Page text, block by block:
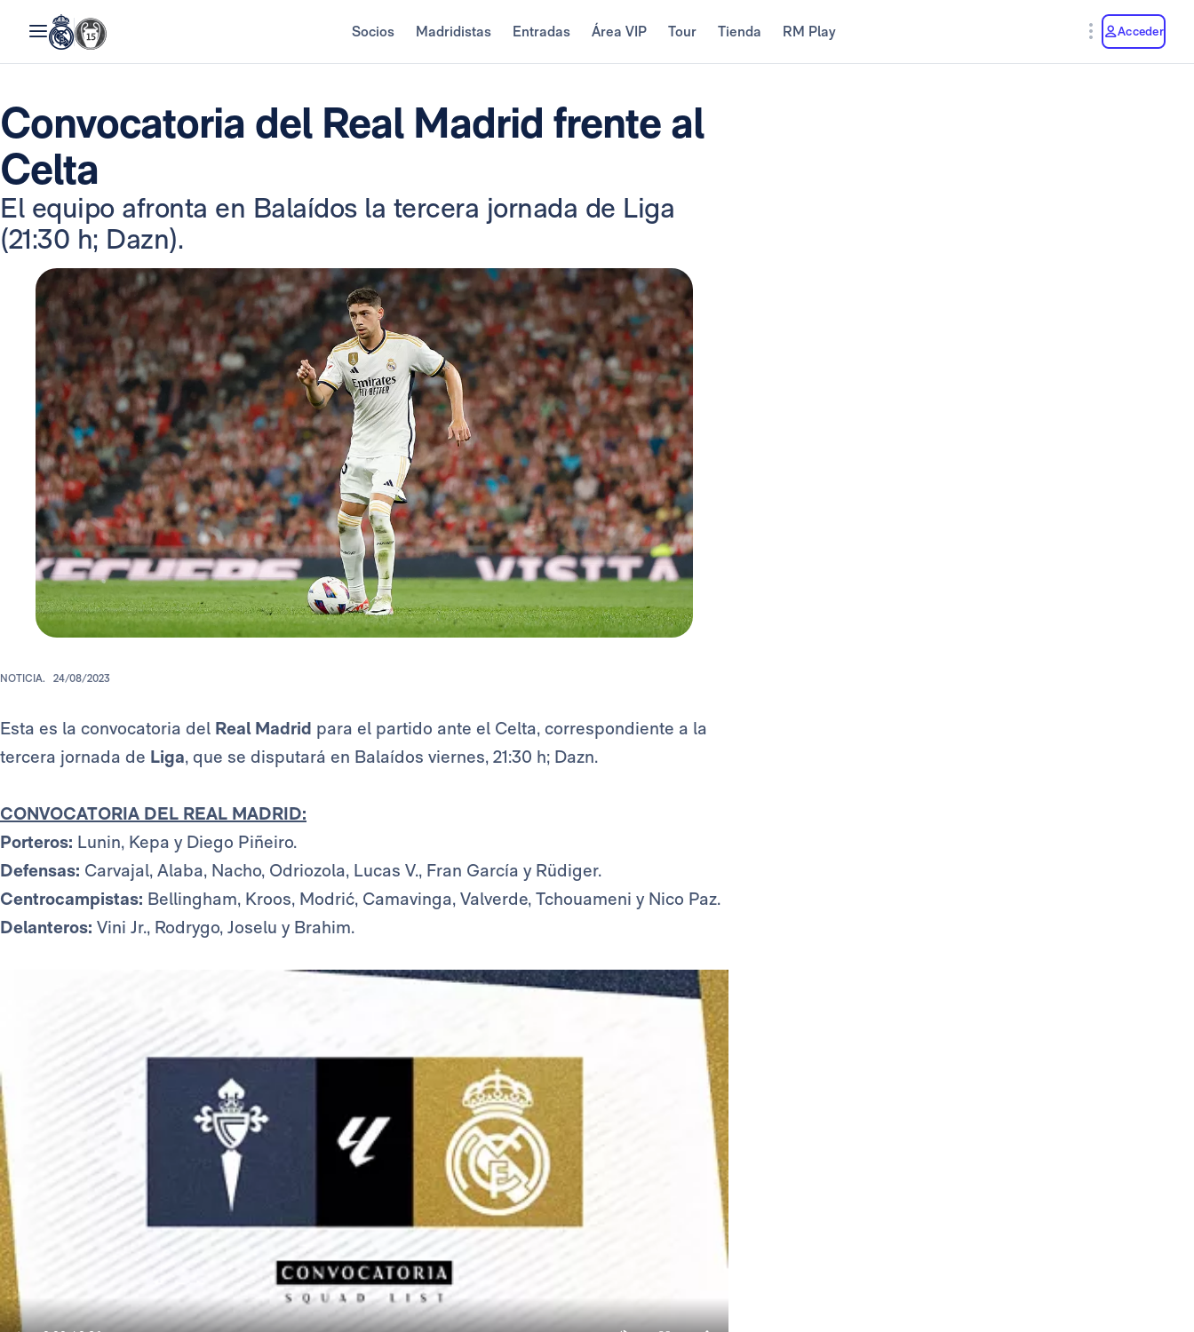
Socios Madridistas Entradas Área VIP Tour Tienda RM Play Acceder
Convocatoria del Real Madrid frente al
Celta
El equipo afronta en Balaídos la tercera jornada de Liga
(21:30 h; Dazn).
NOTICIA. 24/08/2023
Esta es la convocatoria del Real Madrid para el partido ante el Celta, correspondiente a la
tercera jornada de Liga, que se disputará en Balaídos viernes, 21:30 h; Dazn.
CONVOCATORIA DEL REAL MADRID:
Porteros: Lunin, Kepa y Diego Piñeiro.
Defensas: Carvajal, Alaba, Nacho, Odriozola, Lucas V., Fran García y Rüdiger.
Centrocampistas: Bellingham, Kroos, Modrić, Camavinga, Valverde, Tchouameni y Nico Paz.
Delanteros: Vini Jr., Rodrygo, Joselu y Brahim.